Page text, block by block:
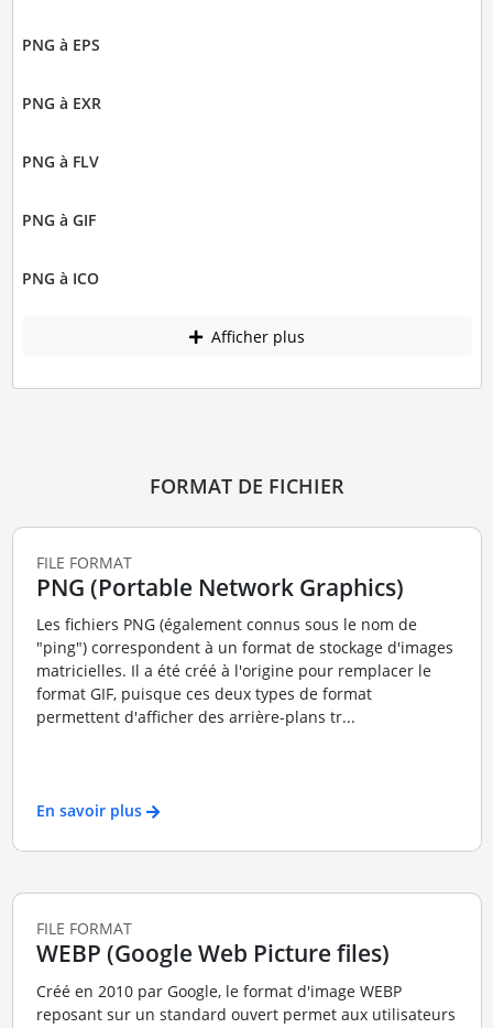
PNG à EPS
PNG à EXR
PNG à FLV
PNG à GIF
PNG à ICO
Afficher plus
FORMAT DE FICHIER
FILE FORMAT
PNG (Portable Network Graphics)
Les fichiers PNG (également connus sous le nom de
"ping") correspondent à un format de stockage d'images
matricielles. Il a été créé à l'origine pour remplacer le
format GIF, puisque ces deux types de format
permettent d'afficher des arrière-plans tr...
En savoir plus
FILE FORMAT
WEBP (Google Web Picture files)
Créé en 2010 par Google, le format d'image WEBP
reposant sur un standard ouvert permet aux utilisateurs